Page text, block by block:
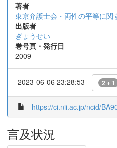
著者
東京弁護士会・両性の平等に関
出版者
ぎょうせい
巻号頁・発行日
2009
2023-06-06 23:28:53 2 + 1
https://ci.nii.ac.jp/ncid/
言及状況